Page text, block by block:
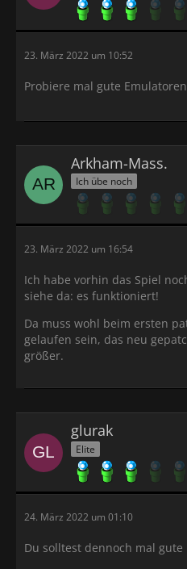
23. März 2022 um 10:52
Probiere mal gute
Arkham-Mass.
Ich übe noch
23. März 2022 um 16:54
Ich habe vorhin das Spiel
siehe da: es funktioniert!
Da muss wohl beim ersten
gelaufen sein, das neu
größer.
glurak
Elite
24. März 2022 um 01:10
Du solltest dennoch mal